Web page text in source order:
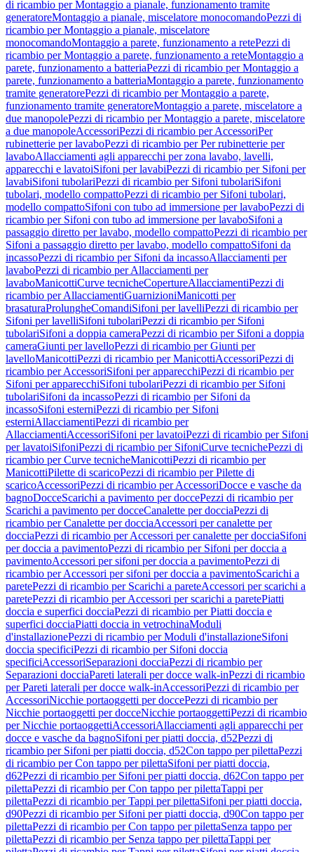
di ricambio per Montaggio a pianale, funzionamento tramite
generatoreMontaggio a pianale, miscelatore monocomandoPezzi di
ricambio per Montaggio a pianale, miscelatore
monocomandoMontaggio a parete, funzionamento a retePezzi di
ricambio per Montaggio a parete, funzionamento a reteMontaggio a
parete, funzionamento a batteriaPezzi di ricambio per Montaggio a
parete, funzionamento a batteriaMontaggio a parete, funzionamento
tramite generatorePezzi di ricambio per Montaggio a parete,
funzionamento tramite generatoreMontaggio a parete, miscelatore a
due manopolePezzi di ricambio per Montaggio a parete, miscelatore
a due manopoleAccessoriPezzi di ricambio per AccessoriPer
rubinetterie per lavaboPezzi di ricambio per Per rubinetterie per
lavaboAllacciamenti agli apparecchi per zona lavabo, lavelli,
apparecchi e lavatoiSifoni per lavabiPezzi di ricambio per Sifoni per
lavabiSifoni tubolariPezzi di ricambio per Sifoni tubolariSifoni
tubolari, modello compattoPezzi di ricambio per Sifoni tubolari,
modello compattoSifoni con tubo ad immersione per lavaboPezzi di
ricambio per Sifoni con tubo ad immersione per lavaboSifoni a
passaggio diretto per lavabo, modello compattoPezzi di ricambio per
Sifoni a passaggio diretto per lavabo, modello compattoSifoni da
incassoPezzi di ricambio per Sifoni da incassoAllacciamenti per
lavaboPezzi di ricambio per Allacciamenti per
lavaboManicottiCurve tecnicheCopertureAllacciamentiPezzi di
ricambio per AllacciamentiGuarnizioniManicotti per
brasaturaProlungheComandiSifoni per lavelliPezzi di ricambio per
Sifoni per lavelliSifoni tubolariPezzi di ricambio per Sifoni
tubolariSifoni a doppia cameraPezzi di ricambio per Sifoni a doppia
cameraGiunti per lavelloPezzi di ricambio per Giunti per
lavelloManicottiPezzi di ricambio per ManicottiAccessoriPezzi di
ricambio per AccessoriSifoni per apparecchiPezzi di ricambio per
Sifoni per apparecchiSifoni tubolariPezzi di ricambio per Sifoni
tubolariSifoni da incassoPezzi di ricambio per Sifoni da
incassoSifoni esterniPezzi di ricambio per Sifoni
esterniAllacciamentiPezzi di ricambio per
AllacciamentiAccessoriSifoni per lavatoiPezzi di ricambio per Sifoni
per lavatoiSifoniPezzi di ricambio per SifoniCurve tecnichePezzi di
ricambio per Curve tecnicheManicottiPezzi di ricambio per
ManicottiPilette di scaricoPezzi di ricambio per Pilette di
scaricoAccessoriPezzi di ricambio per AccessoriDocce e vasche da
bagnoDocceScarichi a pavimento per doccePezzi di ricambio per
Scarichi a pavimento per docceCanalette per docciaPezzi di
ricambio per Canalette per docciaAccessori per canalette per
docciaPezzi di ricambio per Accessori per canalette per docciaSifoni
per doccia a pavimentoPezzi di ricambio per Sifoni per doccia a
pavimentoAccessori per sifoni per doccia a pavimentoPezzi di
ricambio per Accessori per sifoni per doccia a pavimentoScarichi a
paretePezzi di ricambio per Scarichi a pareteAccessori per scarichi a
paretePezzi di ricambio per Accessori per scarichi a paretePiatti
doccia e superfici docciaPezzi di ricambio per Piatti doccia e
superfici docciaPiatti doccia in vetrochinaModuli
d'installazionePezzi di ricambio per Moduli d'installazioneSifoni
doccia specificiPezzi di ricambio per Sifoni doccia
specificiAccessoriSeparazioni docciaPezzi di ricambio per
Separazioni docciaPareti laterali per docce walk-inPezzi di ricambio
per Pareti laterali per docce walk-inAccessoriPezzi di ricambio per
AccessoriNicchie portaoggetti per doccePezzi di ricambio per
Nicchie portaoggetti per docceNicchie portaoggettiPezzi di ricambio
per Nicchie portaoggettiAccessoriAllacciamenti agli apparecchi per
docce e vasche da bagnoSifoni per piatti doccia, d52Pezzi di
ricambio per Sifoni per piatti doccia, d52Con tappo per pilettaPezzi
di ricambio per Con tappo per pilettaSifoni per piatti doccia,
d62Pezzi di ricambio per Sifoni per piatti doccia, d62Con tappo per
pilettaPezzi di ricambio per Con tappo per pilettaTappi per
pilettaPezzi di ricambio per Tappi per pilettaSifoni per piatti doccia,
d90Pezzi di ricambio per Sifoni per piatti doccia, d90Con tappo per
pilettaPezzi di ricambio per Con tappo per pilettaSenza tappo per
pilettaPezzi di ricambio per Senza tappo per pilettaTappi per